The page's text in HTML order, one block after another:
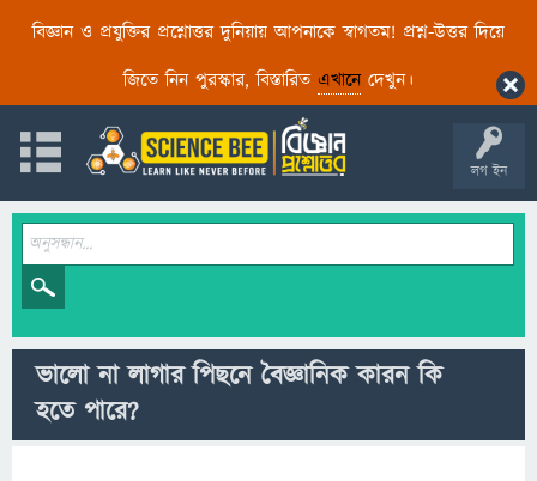
বিজ্ঞান ও প্রযুক্তির প্রশ্নোত্তর দুনিয়ায় আপনাকে স্বাগতম! প্রশ্ন-উত্তর দিয়ে
জিতে নিন পুরস্কার, বিস্তারিত এখানেদেখুন।
লগ ইন
ভালো না লাগার পিছনে বৈজ্ঞানিক কারন কি
হতে পারে?